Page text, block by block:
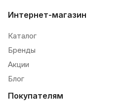
Интернет-магазин
Каталог
Бренды
Акции
Блог
Покупателям